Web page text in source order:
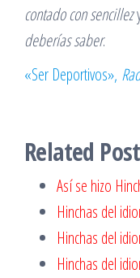
contado con sencillez
deberías saber.
«Ser Deportivos»,
Related
Así se hizo
Hinchas del
Hinchas del
Hinchas del